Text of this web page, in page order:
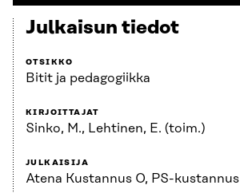
Julkaisun tiedot
OTSIKKO
Bitit ja pedagogiikka
KIRJOITTAJAT
Sinko, M., Lehtinen, E. (toim.)
JULKAISIJA
Atena Kustannus O, PS-kustannus